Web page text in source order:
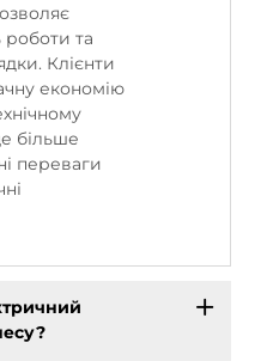
роботи та
Клієнти
економію
більше
переваги